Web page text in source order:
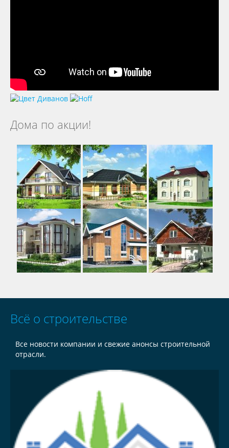
Дома по акции!
Всё о строительстве
Все новости компании и свежие анонсы строительной
отрасли.